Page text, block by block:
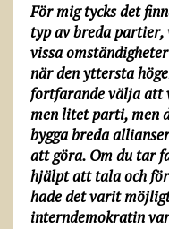
För mig tycks det
typ av breda
vissa
när den yttersta
fortfarande välja att
men litet parti, men
bygga breda
att göra. Om du tar
hjälpt att tala och
hade det varit
interndemokratin